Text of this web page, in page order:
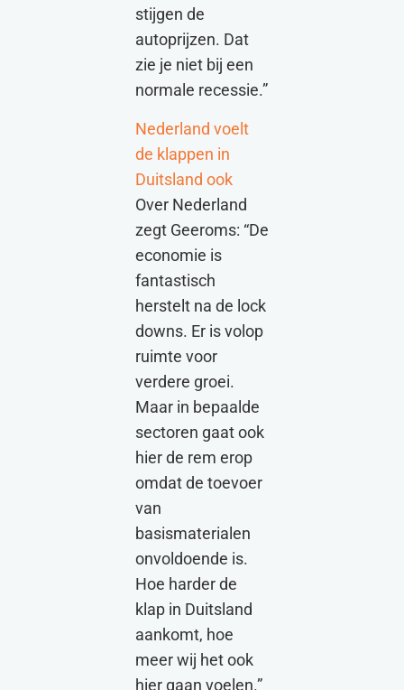
stijgen de
autoprijzen. Dat
zie je niet bij een
normale recessie.”
Nederland voelt
de klappen in
Duitsland ook
Over Nederland
zegt Geeroms: “De
economie is
fantastisch
herstelt na de lock
downs. Er is volop
ruimte voor
verdere groei.
Maar in bepaalde
sectoren gaat ook
hier de rem erop
omdat de toevoer
van
basismaterialen
onvoldoende is.
Hoe harder de
klap in Duitsland
aankomt, hoe
meer wij het ook
hier gaan voelen.”